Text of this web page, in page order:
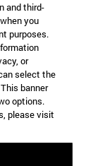
and third-
you
purposes.
or
select the
banner
options.
please visit